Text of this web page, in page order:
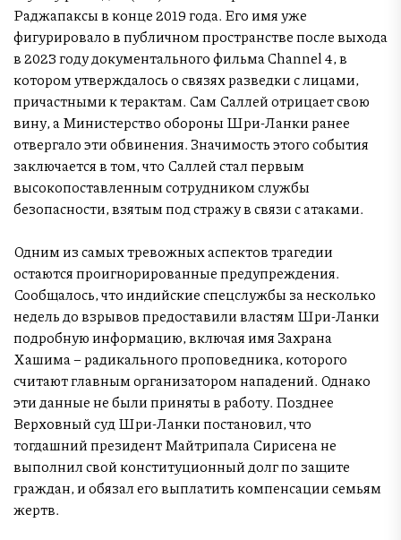
Раджапаксы в конце 2019 года. Его имя уже
фигурировало в публичном пространстве после выхода
в 2023 году документального фильма Channel 4, в
котором утверждалось о связях разведки с лицами,
причастными к терактам. Сам Саллей отрицает свою
вину, а Министерство обороны Шри-Ланки ранее
отвергало эти обвинения. Значимость этого события
заключается в том, что Саллей стал первым
высокопоставленным сотрудником службы
безопасности, взятым под стражу в связи с атаками.
Одним из самых тревожных аспектов трагедии
остаются проигнорированные предупреждения.
Сообщалось, что индийские спецслужбы за несколько
недель до взрывов предоставили властям Шри-Ланки
подробную информацию, включая имя Захрана
Хашима – радикального проповедника, которого
считают главным организатором нападений. Однако
эти данные не были приняты в работу. Позднее
Верховный суд Шри-Ланки постановил, что
тогдашний президент Майтрипала Сирисена не
выполнил свой конституционный долг по защите
граждан, и обязал его выплатить компенсации семьям
жертв.